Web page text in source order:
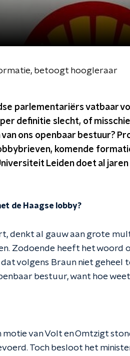
betoogt hoogleraar
parlementariërs vatbaar
per definitie slecht, of
ons openbaar bestuur?
komende
Leiden doet al
de Haagse lobby?
denkt al gauw aan grote
Zodoende heeft het woord
volgens Braun niet geheel
bestuur, want hoe
motie van Volt en Omtzigt
Toch besloot het